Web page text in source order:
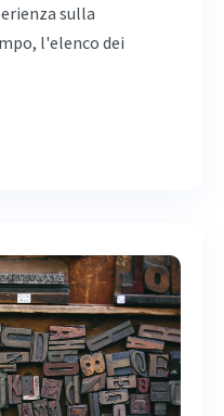
sulla
l'elenco dei